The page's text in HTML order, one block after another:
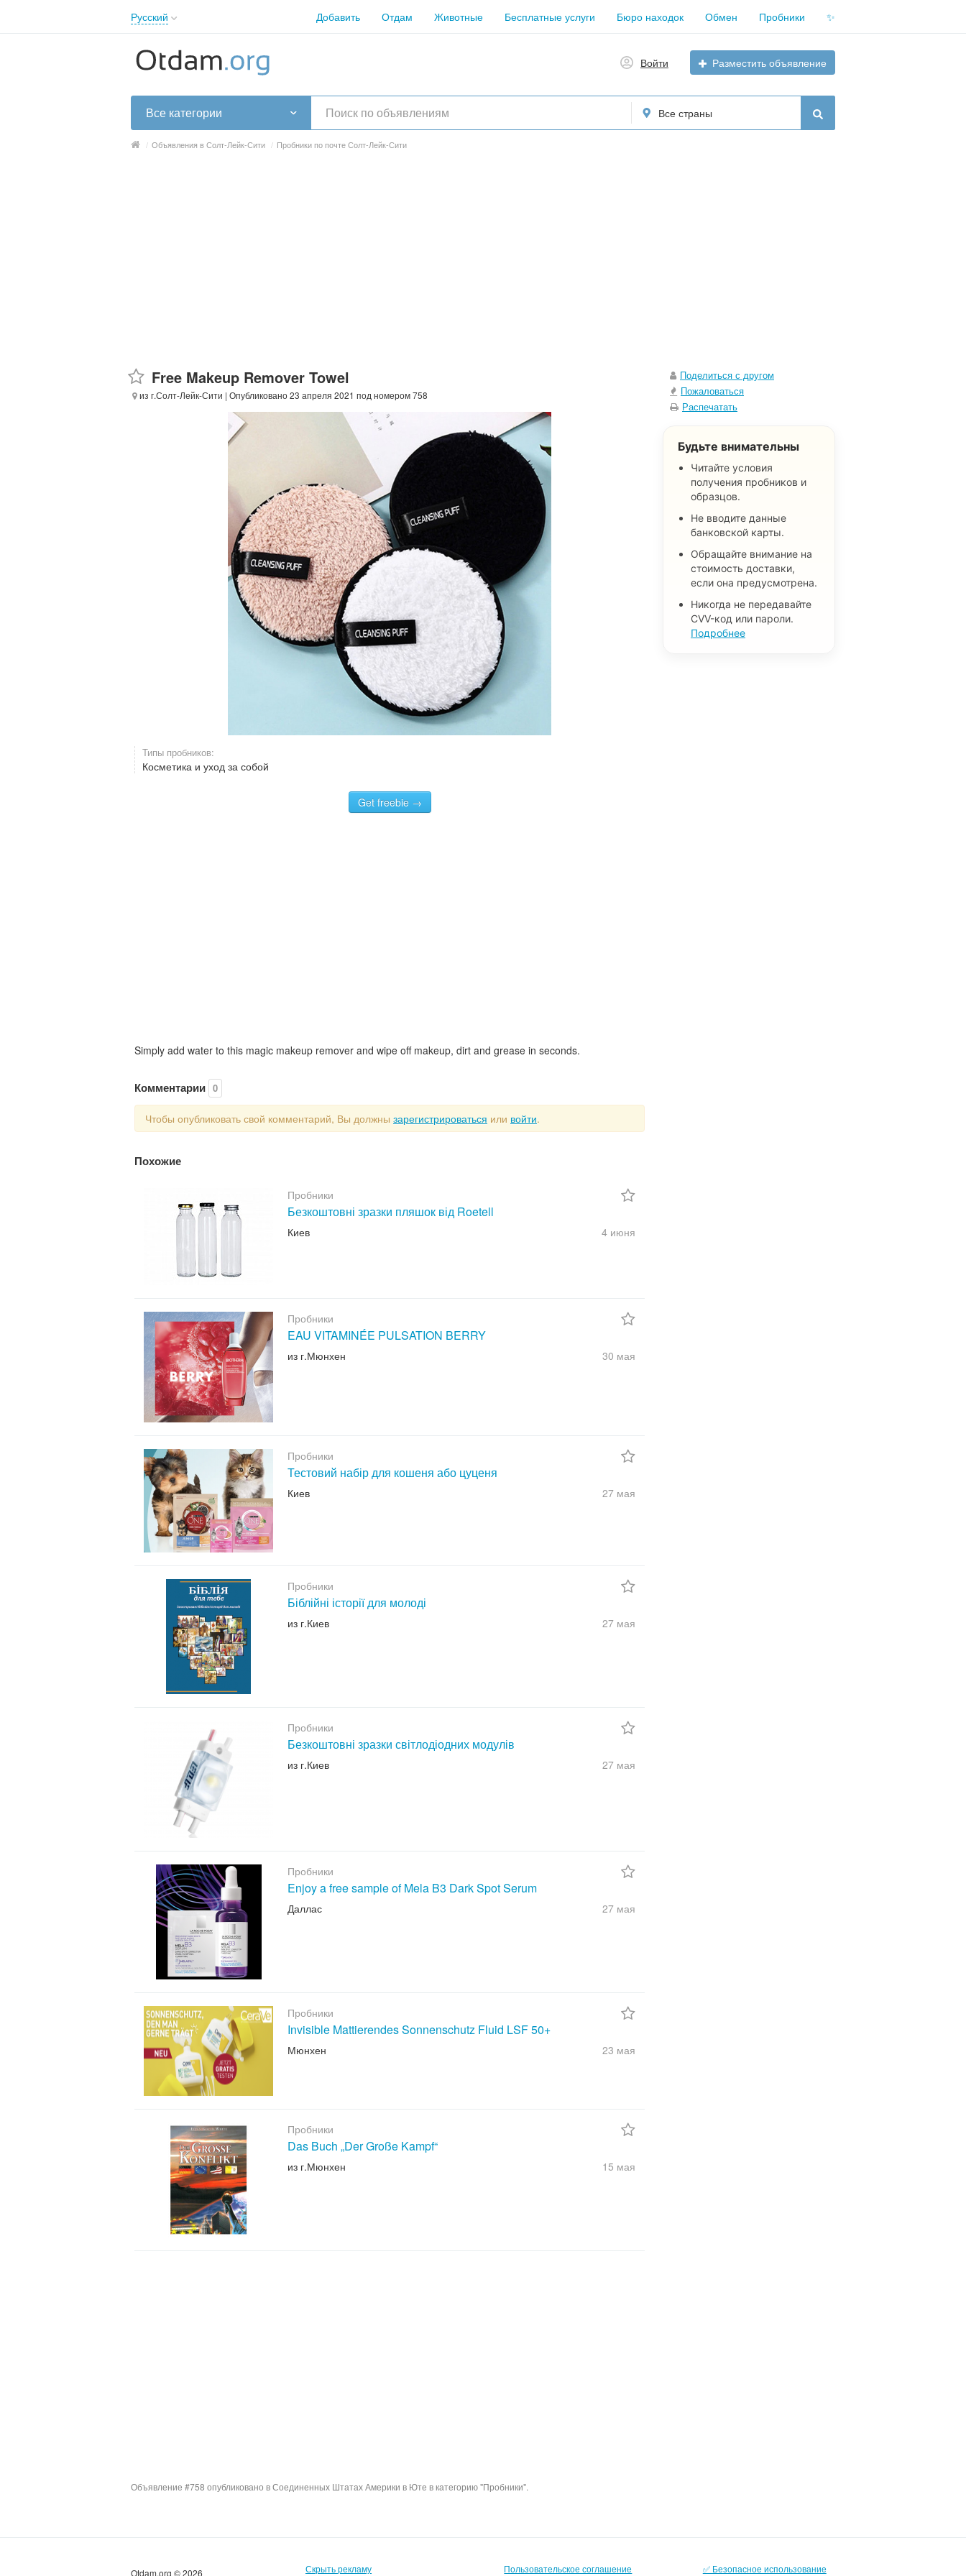
Русский
English
Русский
Українська
Добавить Отдам Животные Бесплатные услуги Бюро находок Обмен Пробники ✨
Войти Разместить объявление
Все категории Все страны
/ Объявления в Солт-Лейк-Сити / Пробники по почте Солт-Лейк-Сити
Free Makeup Remover Towel
из г.Солт-Лейк-Сити | Опубликовано 23 апреля 2021 под номером 758
Типы пробников:
Косметика и уход за собой
Get freebie →
Simply add water to this magic makeup remover and wipe off makeup, dirt and grease in seconds.
Комментарии 0
Чтобы опубликовать свой комментарий, Вы должны зарегистрироваться или войти.
Похожие
Пробники
Безкоштовні зразки пляшок від Roetell
Киев 4 июня
Пробники
EAU VITAMINÉE PULSATION BERRY
из г.Мюнхен 30 мая
Пробники
Тестовий набір для кошеня або цуценя
Киев 27 мая
Пробники
Біблійні історії для молоді
из г.Киев 27 мая
Пробники
Безкоштовні зразки світлодіодних модулів
из г.Киев 27 мая
Пробники
Enjoy a free sample of Mela B3 Dark Spot Serum
Даллас 27 мая
Пробники
Invisible Mattierendes Sonnenschutz Fluid LSF 50+
Мюнхен 23 мая
Пробники
Das Buch „Der Große Kampf“
из г.Мюнхен 15 мая
Поделиться с другом
Пожаловаться
Распечатать
Будьте внимательны
Читайте условия
получения пробников и
образцов.
Не вводите данные
банковской карты.
Обращайте внимание на
стоимость доставки,
если она предусмотрена.
Никогда не передавайте
CVV-код или пароли.
Подробнее
Объявление #758 опубликовано в Соединенных Штатах Америки в Юте в категорию "Пробники".
Otdam.org © 2026 Скрыть рекламу Пользовательское соглашение ✅ Безопасное использование